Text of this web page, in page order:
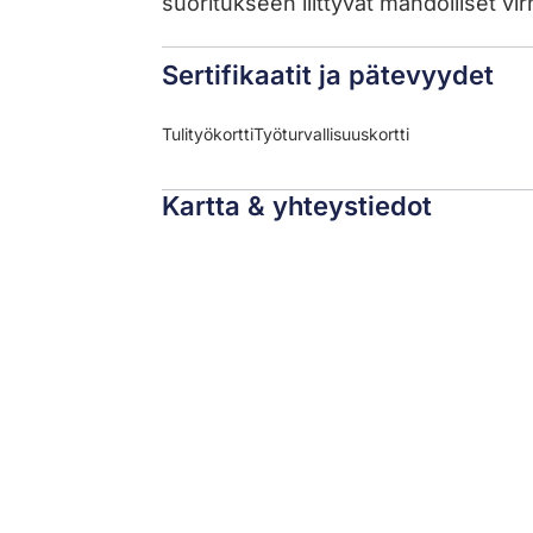
Sertifikaatit ja pätevyydet
TulityökorttiTyöturvallisuuskortti
Kartta & yhteystiedot